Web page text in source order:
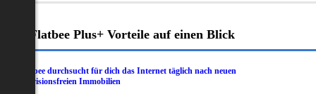
Flatbee Plus+ Vorteile auf einen Blick
Flatbee durchsucht für dich das Internet täglich nach neuen
provisionsfreien Immobilien